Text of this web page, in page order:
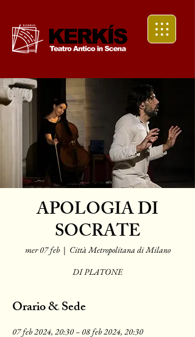
APOLOGIA DI
SOCRATE
mer 07 feb
  |
Città Metropolitana di Milano
DI PLATONE
Orario & Sede
07 feb 2024, 20:30 – 08 feb 2024, 20:30